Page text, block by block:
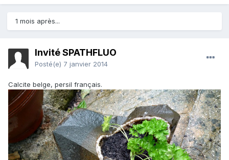
1 mois après...
Invité SPATHFLUO
Posté(e) 7 janvier 2014
Calcite belge, persil français.